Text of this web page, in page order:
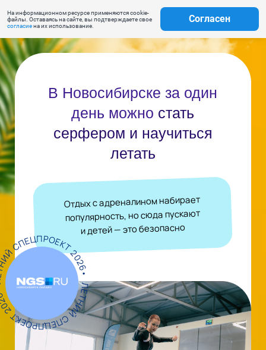
На информационном ресурсе применяются cookie-
файлы. Оставаясь на сайте, вы подтверждаете свое
согласиена их использование.
Согласен
день можностать
серфером и научиться
Отдых с адреналином набирает
и детей — это безопасно